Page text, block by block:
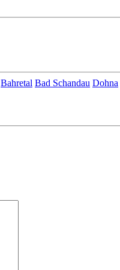
Bahretal Bad Schandau Dohna